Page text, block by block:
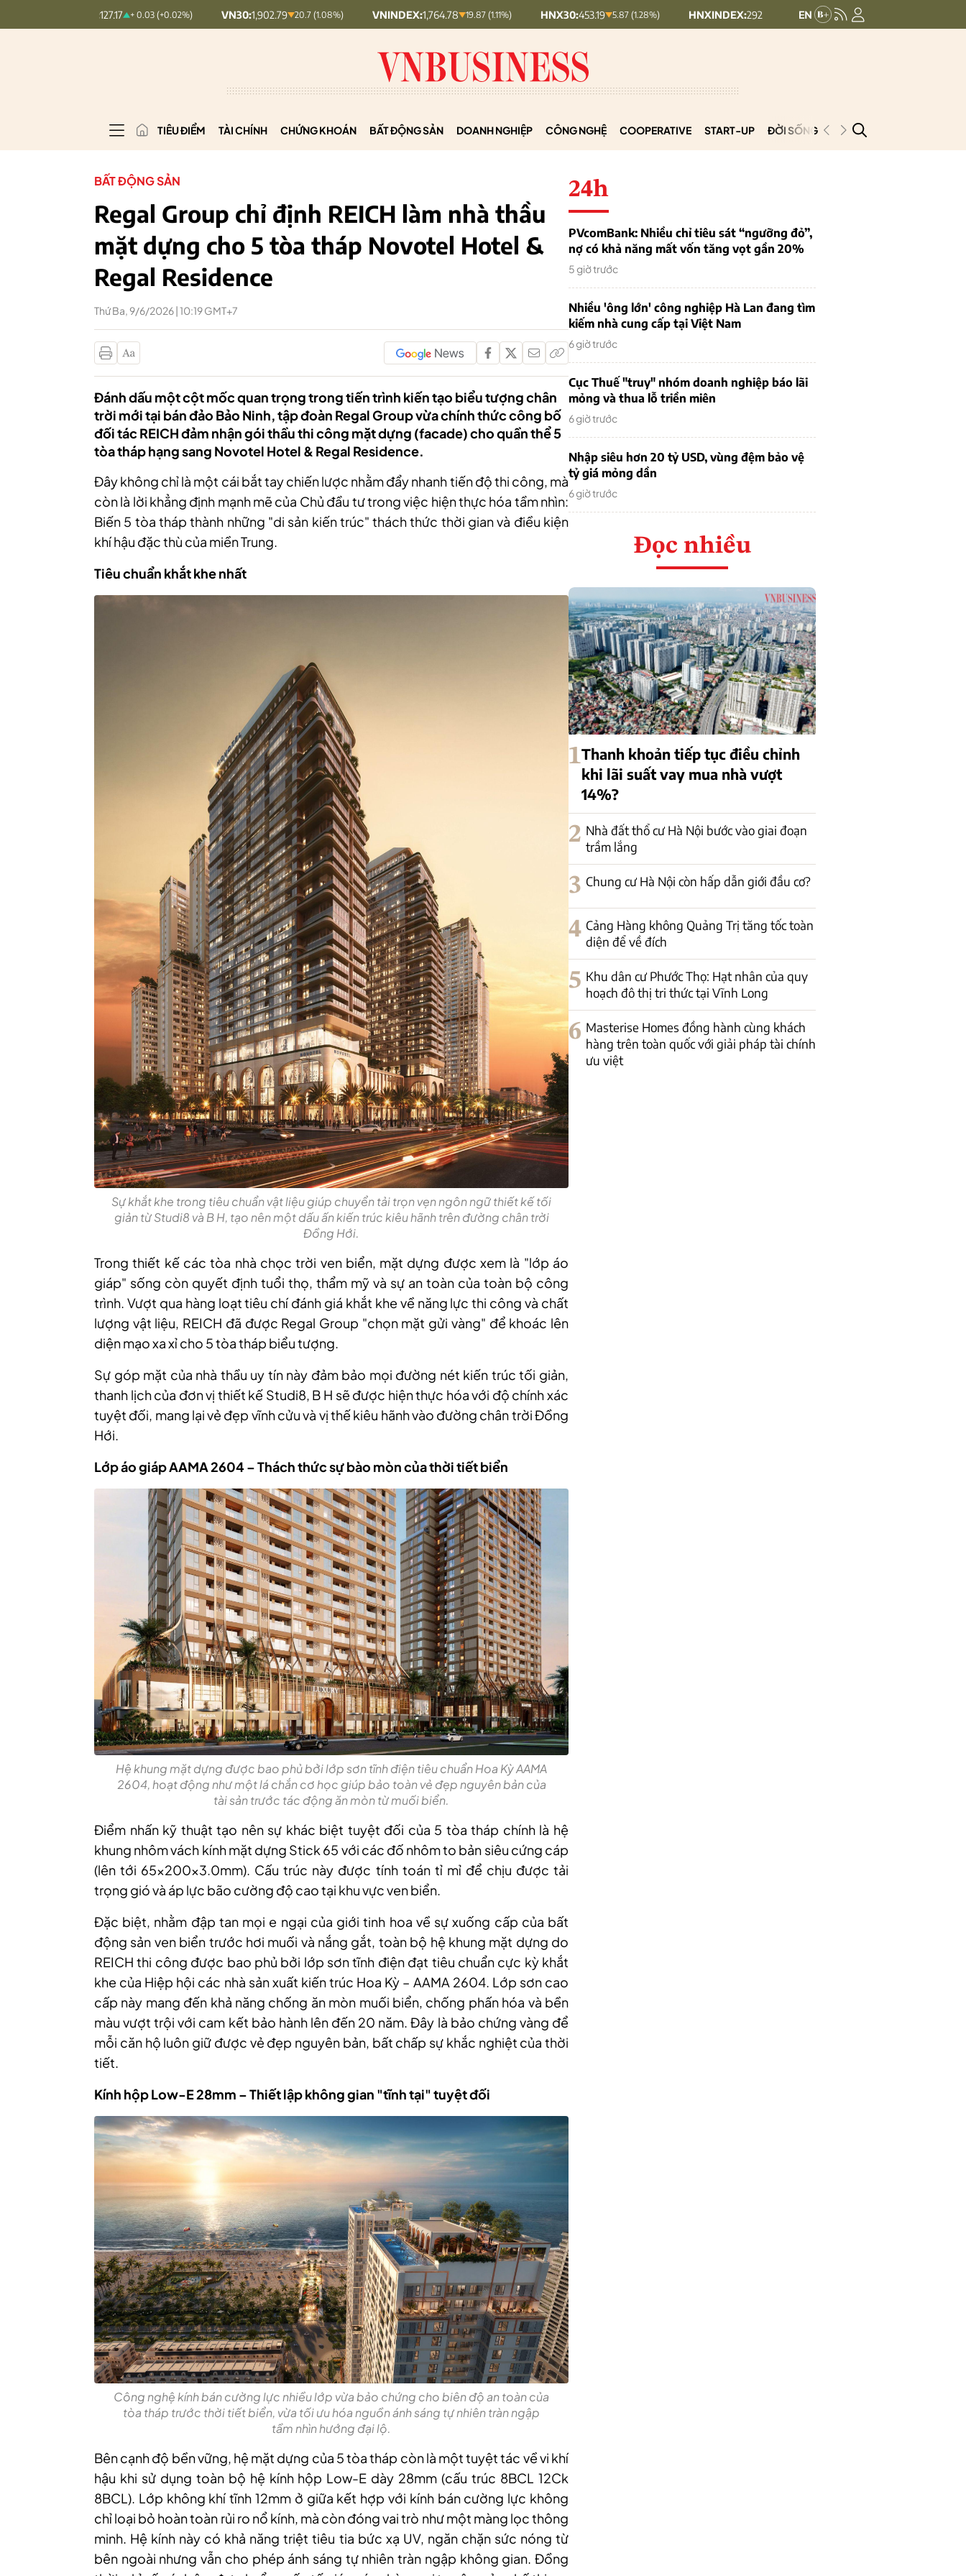
+ 0.03 (+0.02%) VN30:1,902.79 20.7 (1.08%) VNINDEX: 1,764.78 19.87 (1.11%) HNX30: 5.87 (1.28%) HNXINDEX: 292.64 8.56 (2.84%) UPCOMINDEX:
TIÊU ĐIỂM TÀI CHÍNH CHỨNG KHOÁN BẤT ĐỘNG SẢN DOANH NGHIỆP CÔNG NGHỆ COOPERATIVE START-UP ĐỜI SỐNG PODCAST
BẤT ĐỘNG SẢN
Regal Group chỉ định REICH làm nhà thầu
mặt dựng cho 5 tòa tháp Novotel Hotel &
Regal Residence
Thứ Ba, 9/6/2026 | 10:19 GMT+7
Đánh dấu một cột mốc quan trọng trong tiến trình kiến tạo biểu tượng chân
trời mới tại bán đảo Bảo Ninh, tập đoàn Regal Group vừa chính thức công bố
đối tác REICH đảm nhận gói thầu thi công mặt dựng (facade) cho quần thể 5
tòa tháp hạng sang Novotel Hotel & Regal Residence.
Đây không chỉ là một cái bắt tay chiến lược nhằm đẩy nhanh tiến độ thi công, mà
còn là lời khẳng định mạnh mẽ của Chủ đầu tư trong việc hiện thực hóa tầm nhìn:
Biến 5 tòa tháp thành những "di sản kiến trúc" thách thức thời gian và điều kiện
khí hậu đặc thù của miền Trung.
Tiêu chuẩn khắt khe nhất
Sự khắt khe trong tiêu chuẩn vật liệu giúp chuyển tải trọn vẹn ngôn ngữ thiết kế tối
giản từ Studi8 và B H, tạo nên một dấu ấn kiến trúc kiêu hãnh trên đường chân trời
Đồng Hới.
Trong thiết kế các tòa nhà chọc trời ven biển, mặt dựng được xem là "lớp áo
giáp" sống còn quyết định tuổi thọ, thẩm mỹ và sự an toàn của toàn bộ công
trình. Vượt qua hàng loạt tiêu chí đánh giá khắt khe về năng lực thi công và chất
lượng vật liệu, REICH đã được Regal Group "chọn mặt gửi vàng" để khoác lên
diện mạo xa xỉ cho 5 tòa tháp biểu tượng.
Sự góp mặt của nhà thầu uy tín này đảm bảo mọi đường nét kiến trúc tối giản,
thanh lịch của đơn vị thiết kế Studi8, B H sẽ được hiện thực hóa với độ chính xác
tuyệt đối, mang lại vẻ đẹp vĩnh cửu và vị thế kiêu hãnh vào đường chân trời Đồng
Hới.
Lớp áo giáp AAMA 2604 – Thách thức sự bào mòn của thời tiết biển
Hệ khung mặt dựng được bao phủ bởi lớp sơn tĩnh điện tiêu chuẩn Hoa Kỳ AAMA
2604, hoạt động như một lá chắn cơ học giúp bảo toàn vẻ đẹp nguyên bản của
tài sản trước tác động ăn mòn từ muối biển.
Điểm nhấn kỹ thuật tạo nên sự khác biệt tuyệt đối của 5 tòa tháp chính là hệ
khung nhôm vách kính mặt dựng Stick 65 với các đố nhôm to bản siêu cứng cáp
(lên tới 65x200x3.0mm). Cấu trúc này được tính toán tỉ mỉ để chịu được tải
trọng gió và áp lực bão cường độ cao tại khu vực ven biển.
Đặc biệt, nhằm đập tan mọi e ngại của giới tinh hoa về sự xuống cấp của bất
động sản ven biển trước hơi muối và nắng gắt, toàn bộ hệ khung mặt dựng do
REICH thi công được bao phủ bởi lớp sơn tĩnh điện đạt tiêu chuẩn cực kỳ khắt
khe của Hiệp hội các nhà sản xuất kiến trúc Hoa Kỳ – AAMA 2604. Lớp sơn cao
cấp này mang đến khả năng chống ăn mòn muối biển, chống phấn hóa và bền
màu vượt trội với cam kết bảo hành lên đến 20 năm. Đây là bảo chứng vàng để
mỗi căn hộ luôn giữ được vẻ đẹp nguyên bản, bất chấp sự khắc nghiệt của thời
tiết.
Kính hộp Low-E 28mm – Thiết lập không gian "tĩnh tại" tuyệt đối
Công nghệ kính bán cường lực nhiều lớp vừa bảo chứng cho biên độ an toàn của
tòa tháp trước thời tiết biển, vừa tối ưu hóa nguồn ánh sáng tự nhiên tràn ngập
tầm nhìn hướng đại lộ.
Bên cạnh độ bền vững, hệ mặt dựng của 5 tòa tháp còn là một tuyệt tác về vi khí
hậu khi sử dụng toàn bộ hệ kính hộp Low-E dày 28mm (cấu trúc 8BCL 12Ck
8BCL). Lớp không khí tĩnh 12mm ở giữa kết hợp với kính bán cường lực không
chỉ loại bỏ hoàn toàn rủi ro nổ kính, mà còn đóng vai trò như một màng lọc thông
minh. Hệ kính này có khả năng triệt tiêu tia bức xạ UV, ngăn chặn sức nóng từ
bên ngoài nhưng vẫn cho phép ánh sáng tự nhiên tràn ngập không gian. Đồng
24h
PVcomBank: Nhiều chỉ tiêu sát “ngưỡng đỏ”,
nợ có khả năng mất vốn tăng vọt gần 20%
5 giờ trước
Nhiều 'ông lớn' công nghiệp Hà Lan đang tìm
kiếm nhà cung cấp tại Việt Nam
6 giờ trước
Cục Thuế "truy" nhóm doanh nghiệp báo lãi
mỏng và thua lỗ triền miên
6 giờ trước
Nhập siêu hơn 20 tỷ USD, vùng đệm bảo vệ
tỷ giá mỏng dần
6 giờ trước
Đọc nhiều
1Thanh khoản tiếp tục điều chỉnh
khi lãi suất vay mua nhà vượt
14%?
2 Nhà đất thổ cư Hà Nội bước vào giai đoạn
trầm lắng
3 Chung cư Hà Nội còn hấp dẫn giới đầu cơ?
4 Cảng Hàng không Quảng Trị tăng tốc toàn
diện để về đích
5 Khu dân cư Phước Thọ: Hạt nhân của quy
hoạch đô thị tri thức tại Vĩnh Long
6 Masterise Homes đồng hành cùng khách
hàng trên toàn quốc với giải pháp tài chính
ưu việt